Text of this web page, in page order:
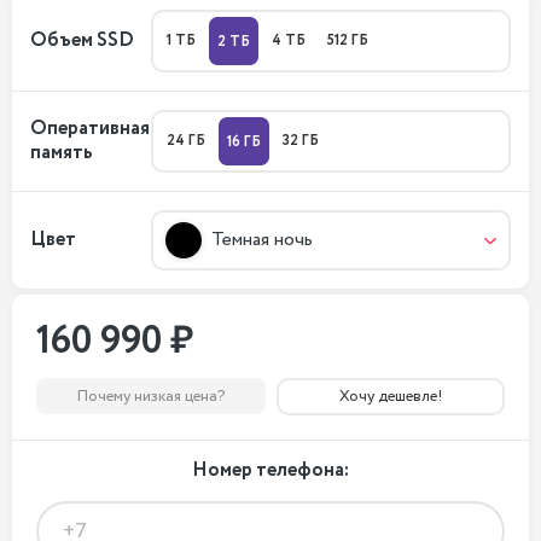
Объем SSD 1 ТБ 2 ТБ 4 ТБ 512 ГБ
Оперативная
память
24 ГБ 16 ГБ 32 ГБ
Цвет Темная ночь
160 990 ₽
Почему низкая цена? Хочу дешевле!
Номер телефона: